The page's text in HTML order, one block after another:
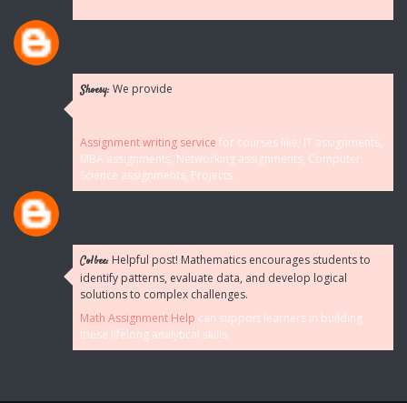
Shoesy:We provide
Assignment writing service for courses like; IT assignments,
MBA assignments, Networking assignments, Computer
Science assignments, Projects.
Colbee: Helpful post! Mathematics encourages students to
identify patterns, evaluate data, and develop logical
solutions to complex challenges.
Math Assignment Help can support learners in building
these lifelong analytical skills.